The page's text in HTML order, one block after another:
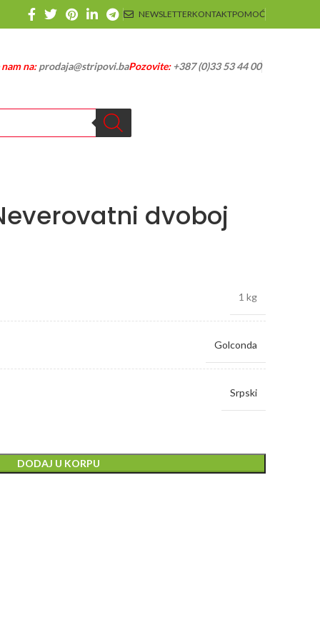
NEWSLETTERKONTAKTPOMOĆ
na:prodaja@stripovi.baPozovite:+387 (0)33 53 44 00
dvoboj
1 kg
Golconda
Srpski
DODAJ U KORPU